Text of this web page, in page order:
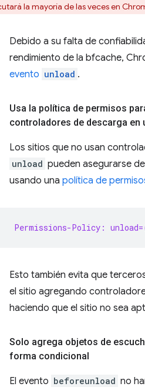
la mayoría de las veces en
Debido a su falta de
rendimiento de la bfcache,
evento unload .
Usa la política de permisos
controladores de descarga en
Los sitios que no usan
unload pueden asegurarse
usando una política de
Permissions-Policy:
Esto también evita que
el sitio agregando
haciendo que el sitio no sea
Solo agrega objetos de
forma condicional
El evento beforeunload no